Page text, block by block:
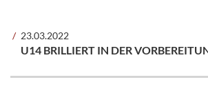
23.03.2022
U14 BRILLIERT IN DER